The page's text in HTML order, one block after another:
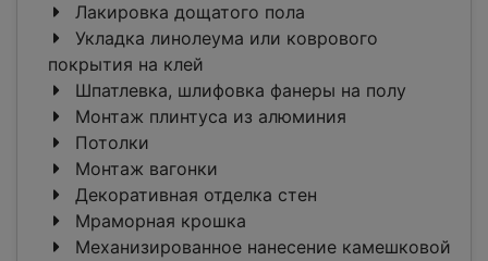
Лакировка дощатого пола
Укладка линолеума или коврового
покрытия на клей
Шпатлевка, шлифовка фанеры на полу
Монтаж плинтуса из алюминия
Потолки
Монтаж вагонки
Декоративная отделка стен
Мраморная крошка
Механизированное нанесение камешковой